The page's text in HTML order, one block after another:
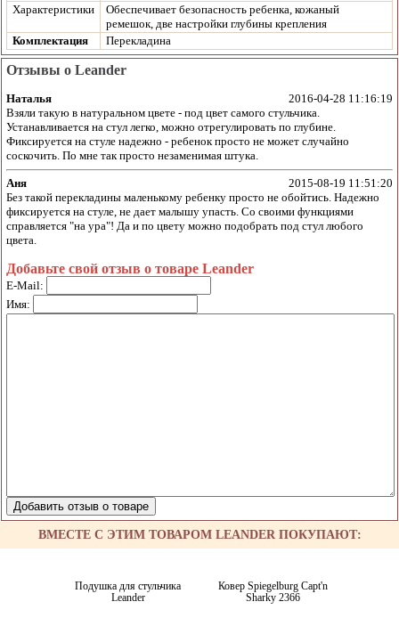
Характеристики
Обеспечивает безопасность ребенка, кожаный
ремешок, две настройки глубины крепления
Комплектация
Перекладина
Отзывы о Leander
Наталья
2016-04-28 11:16:19
Взяли такую в натуральном цвете - под цвет самого стульчика.
Устанавливается на стул легко, можно отрегулировать по глубине.
Фиксируется на стуле надежно - ребенок просто не может случайно
соскочить. По мне так просто незаменимая штука.
Аня
2015-08-19 11:51:20
Без такой перекладины маленькому ребенку просто не обойтись. Надежно
фиксируется на стуле, не дает малышу упасть. Со своими функциями
справляется "на ура"! Да и по цвету можно подобрать под стул любого
цвета.
Добавьте свой отзыв о товаре Leander
E-Mail:
Имя:
ВМЕСТЕ С ЭТИМ ТОВАРОМ LEANDER ПОКУПАЮТ:
Подушка для стульчика
Leander
Ковер Spiegelburg Capt'n
Sharky 2366